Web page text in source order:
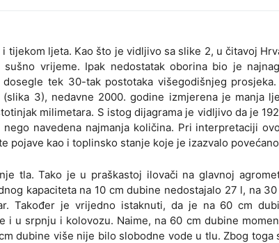
tijekom ljeta. Kao što je vidljivo sa slike 2, u čitavoj
vrijeme. Ipak nedostatak oborina bio je
tek 30-tak postotaka višegodišnjeg prosjeka.
3), nedavne 2000. godine izmjerena je manja
milimetara. S istog dijagrama je vidljivo da je
navedena najmanja količina. Pri interpretaciji
pojave kao i toplinsko stanje koje je izazvalo
tla. Tako je u praškastoj ilovači na glavnoj
kapaciteta na 10 cm dubine nedostajalo 27 l, na
Također je vrijedno istaknuti, da je na 60 cm
i u srpnju i kolovozu. Naime, na 60 cm dubine
dubine više nije bilo slobodne vode u tlu. Zbog toga